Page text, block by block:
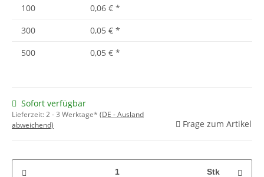
100
0,06 € *
300
0,05 € *
500
0,05 € *
Sofort verfügbar
Lieferzeit:2 - 3 Werktage* (DE - Ausland
abweichend)
Frage zum Artikel
Stk